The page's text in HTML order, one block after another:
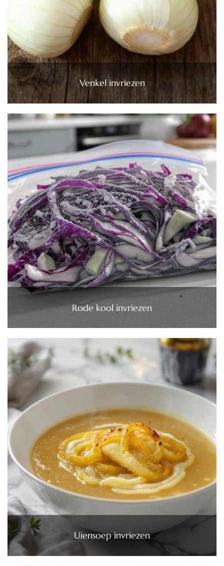
Venkel invriezen
Rode kool invriezen
Uiensoep invriezen